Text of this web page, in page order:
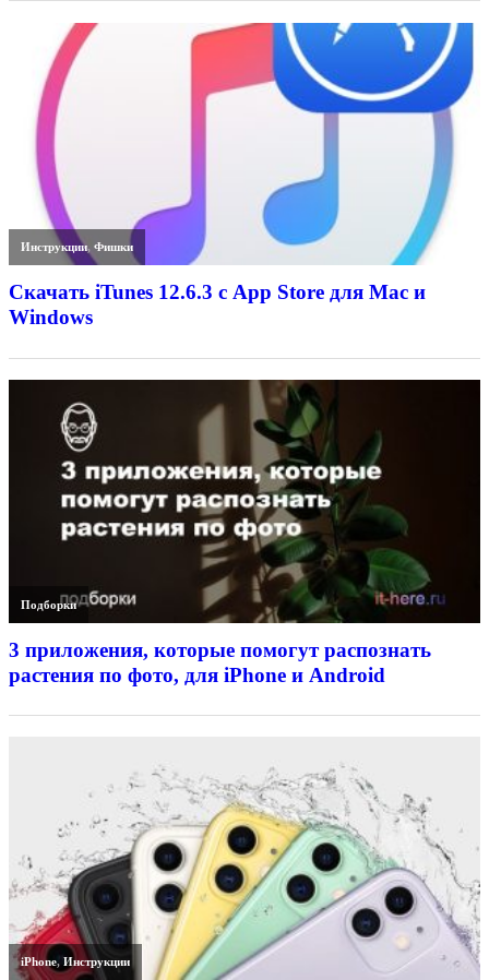
Инструкции,Фишки
Скачать iTunes 12.6.3 с App Store для Mac и
Windows
Подборки
3 приложения, которые помогут распознать
растения по фото, для iPhone и Android
iPhone,Инструкции